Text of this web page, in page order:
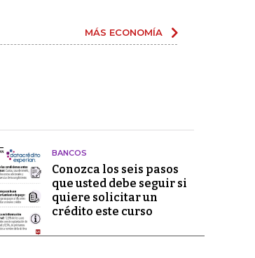
MÁS ECONOMÍA
BANCOS
Conozca los seis pasos
que usted debe seguir si
quiere solicitar un
crédito este curso